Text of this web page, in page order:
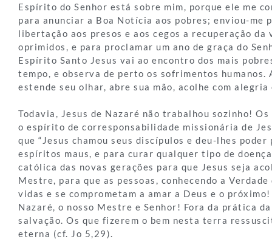
Espírito do Senhor está sobre mim, porque ele me
para anunciar a Boa Notícia aos pobres; enviou-me
libertação aos presos e aos cegos a recuperação
oprimidos, e para proclamar um ano de graça do
Espírito Santo Jesus vai ao encontro dos mais
tempo, e observa de perto os sofrimentos humanos.
estende seu olhar, abre sua mão, acolhe com
Todavia, Jesus de Nazaré não trabalhou sozinho!
o espírito de corresponsabilidade missionária de
que “Jesus chamou seus discípulos e deu-lhes
espíritos maus, e para curar qualquer tipo de
católica das novas gerações para que Jesus seja
Mestre, para que as pessoas, conhecendo a
vidas e se comprometam a amar a Deus e o
Nazaré, o nosso Mestre e Senhor! Fora da prática
salvação. Os que fizerem o bem nesta terra
eterna (cf. Jo 5,29).